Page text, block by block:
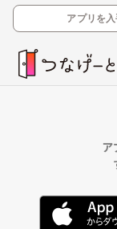
アプリを
ア